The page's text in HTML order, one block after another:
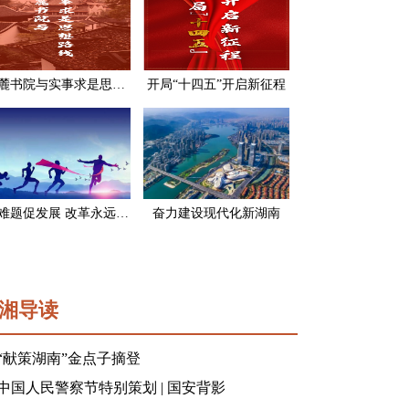
岳麓书院与实事求是思想路线 开局“十四五”开启新征程
破难题促发展 改革永远在路上 奋力建设现代化新湖南
导读
献策湖南”金点子摘登
国人民警察节特别策划 | 国安背影